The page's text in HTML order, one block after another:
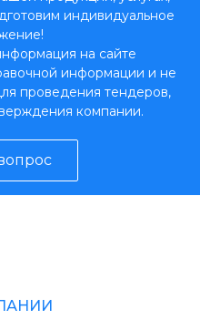
индивидуальное
на сайте
информации и не
проведения тендеров,
компании.